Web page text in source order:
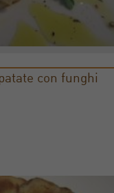
con funghi